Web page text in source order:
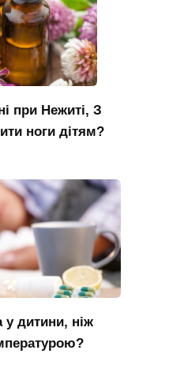
при Нежиті, З
ноги дітям?
у дитини, ніж